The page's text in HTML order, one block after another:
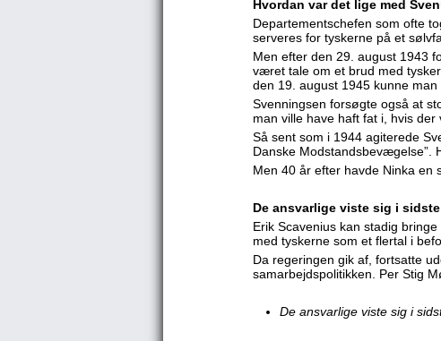
Hvordan var det lige med
Departementschefen som ofte
serveres for tyskerne på et
Men efter den 29. august 1943
været tale om et brud med
den 19. august 1945 kunne
Svenningsen forsøgte også at
man ville have haft fat i, hvis der
Så sent som i 1944 agiterede
Danske Modstandsbevægelse”.
Men 40 år efter havde Ninka en
De ansvarlige viste sig i
Erik Scavenius kan stadig
med tyskerne som et flertal i
Da regeringen gik af, fortsatte
samarbejdspolitikken. Per Stig
De ansvarlige viste sig i